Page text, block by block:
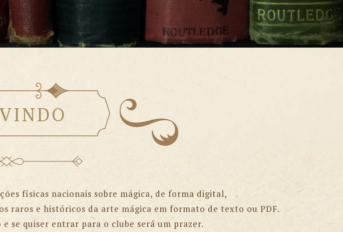
físicas nacionais sobre mágica, de forma digital,
raros e históricos da arte mágica em formato de texto ou PDF.
se quiser entrar para o clube será um prazer.